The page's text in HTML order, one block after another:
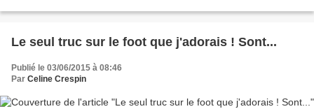
Le seul truc sur le foot que j'adorais ! Sont...
Publié le 03/06/2015 à 08:46
Par Celine Crespin